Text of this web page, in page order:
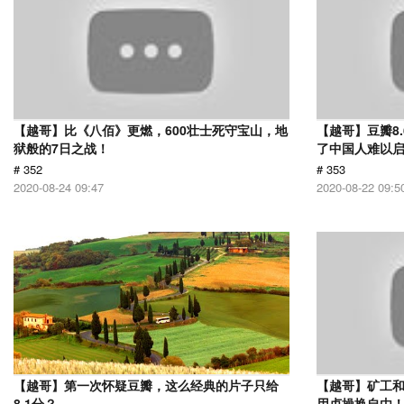
【越哥】比《八佰》更燃，600壮士死守宝山，地
狱般的7日之战！
# 352
2020-08-24 09:47
【越哥】豆瓣
了中国人难以
# 353
2020-08-22
【越哥】第一次怀疑豆瓣，这么经典的片子只给
【越哥】矿工